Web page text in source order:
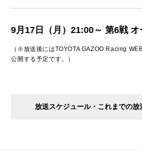
9月17日（月）21:00～ 第6戦 オ
（※放送後にはTOYOTA GAZOO Racing
公開する予定です。）
放送スケジュール・これまでの放